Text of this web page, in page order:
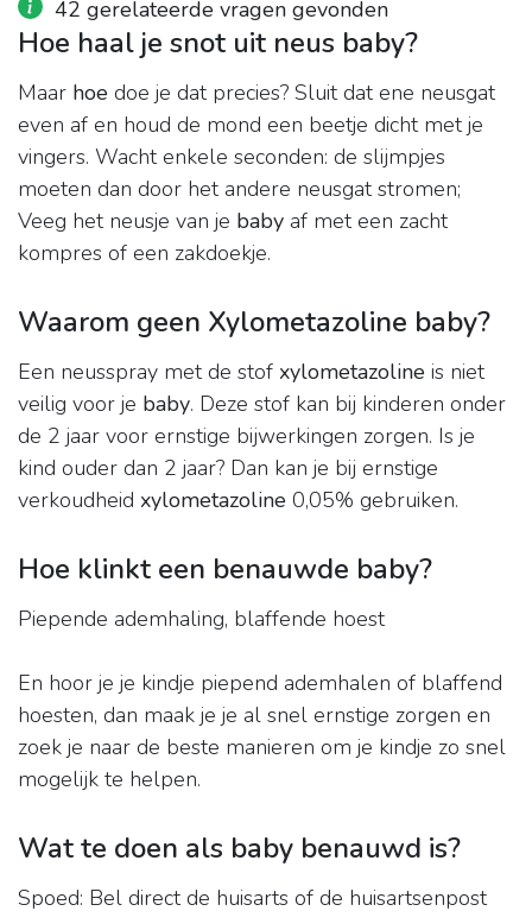
42 gerelateerde vragen gevonden
Hoe haal je snot uit neus baby?
Maar hoe doe je dat precies? Sluit dat ene neusgat
even af en houd de mond een beetje dicht met je
vingers. Wacht enkele seconden: de slijmpjes
moeten dan door het andere neusgat stromen;
Veeg het neusje van je baby af met een zacht
kompres of een zakdoekje.
Waarom geen Xylometazoline baby?
Een neusspray met de stof xylometazoline is niet
veilig voor je baby. Deze stof kan bij kinderen onder
de 2 jaar voor ernstige bijwerkingen zorgen. Is je
kind ouder dan 2 jaar? Dan kan je bij ernstige
verkoudheid xylometazoline 0,05% gebruiken.
Hoe klinkt een benauwde baby?
Piepende ademhaling, blaffende hoest
En hoor je je kindje piepend ademhalen of blaffend
hoesten, dan maak je je al snel ernstige zorgen en
zoek je naar de beste manieren om je kindje zo snel
mogelijk te helpen.
Wat te doen als baby benauwd is?
Spoed: Bel direct de huisarts of de huisartsenpost